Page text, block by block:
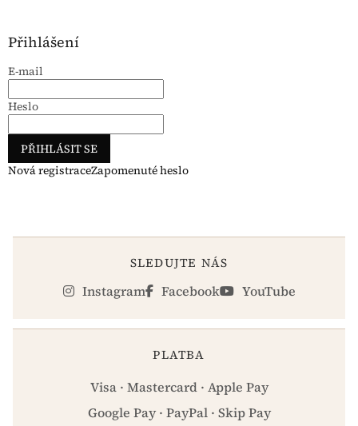
Přihlášení
E-mail
Heslo
PŘIHLÁSIT SE
Nová registraceZapomenuté heslo
SLEDUJTE NÁS
Instagram Facebook YouTube
PLATBA
Visa · Mastercard · Apple Pay
Google Pay · PayPal · Skip Pay